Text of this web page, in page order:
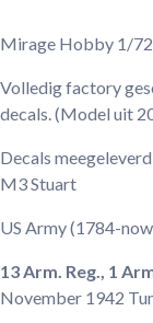
Mirage Hobby 1/
Volledig factory
decals. (Model uit
Decals
M3 Stuart
US Army(1784-
13 Arm. Reg., 1
November 1942